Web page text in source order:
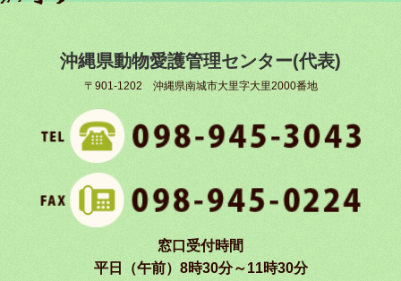
沖縄県動物愛護管理センター(代表)
〒901-1202 沖縄県南城市大里字大里2000番地
窓口受付時間
平日（午前）8時30分～11時30分